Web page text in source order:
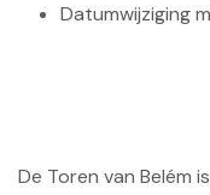
Datumwijziging
De Toren van Belém